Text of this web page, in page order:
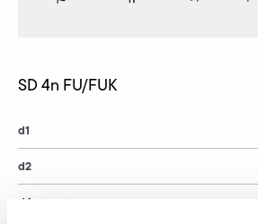
SD 4n FU/FUK
d1
d2
d4